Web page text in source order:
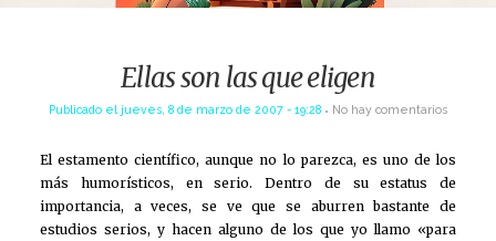
Ellas son las que eligen
Publicado el jueves, 8 de marzo de 2007 - 19:28 No hay comentarios
El estamento científico, aunque no lo parezca, es uno de los
más humorísticos, en serio. Dentro de su estatus de
importancia, a veces, se ve que se aburren bastante de
estudios serios, y hacen alguno de los que yo llamo «para